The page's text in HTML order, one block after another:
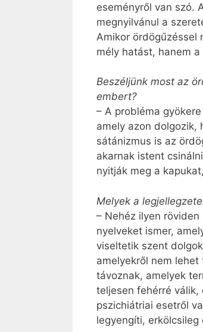
eseményről van szó.
megnyilvánul a
Amikor
mély hatást, hanem
Beszéljünk most az
embert?
– A probléma
amely azon dolgozik,
sátánizmus is az
akarnak istent
nyitják meg a
Melyek a
– Nehéz ilyen
nyelveket ismer,
viseltetik szent
amelyekről nem
távoznak, amelyek
teljesen fehérré válik,
pszichiátriai esetről
legyengíti,